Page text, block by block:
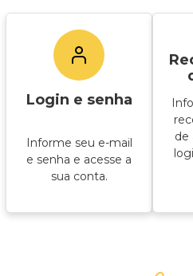
Login e senha
Informe seu e-mail
e senha e acesse a
sua conta.
de